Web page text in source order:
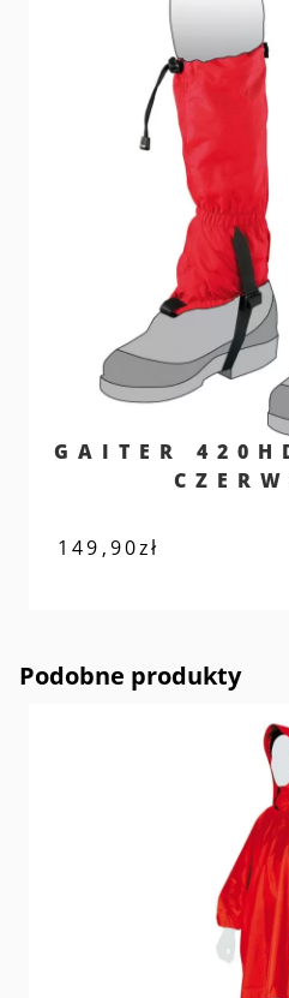
GAITER
149,90zł
Podobne produkty